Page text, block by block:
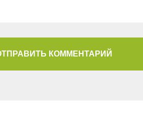
КОММЕНТАРИЙ